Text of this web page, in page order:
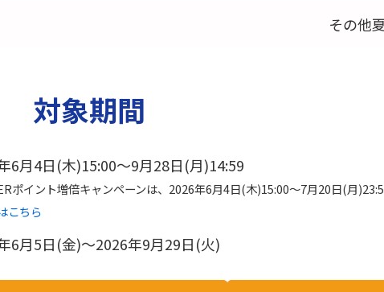
その他
対象期間
6月4日(木)15:00～9月28日(月)14:59
ポイント増倍キャンペーンは、 2026年6月4日(木)15:00～7月20日(月
こちら
6月5日(金)～2026年9月29日(火)